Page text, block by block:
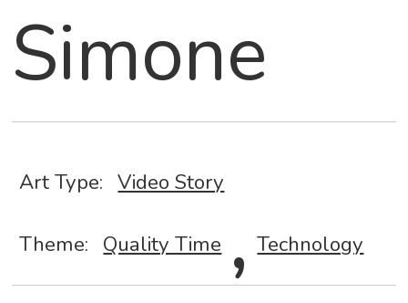
Simone
Art Type: Video Story
Theme: Quality Time , Technology